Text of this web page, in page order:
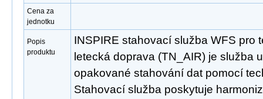
Cena za
jednotku
Popis
produktu
INSPIRE stahovací služba WFS pro
letecká doprava (TN_AIR) je služba
opakované stahování dat pomocí
Stahovací služba poskytuje